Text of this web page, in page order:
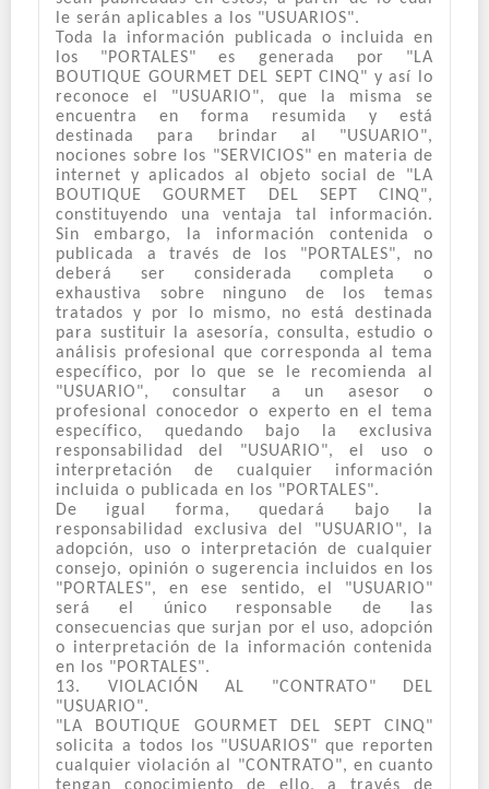
le serán aplicables a los "USUARIOS".
Toda la información publicada o incluida en
los "PORTALES" es generada por "LA
BOUTIQUE GOURMET DEL SEPT CINQ" y así lo
reconoce el "USUARIO", que la misma se
encuentra en forma resumida y está
destinada para brindar al "USUARIO",
nociones sobre los "SERVICIOS" en materia de
internet y aplicados al objeto social de "LA
BOUTIQUE GOURMET DEL SEPT CINQ",
constituyendo una ventaja tal información.
Sin embargo, la información contenida o
publicada a través de los "PORTALES", no
deberá ser considerada completa o
exhaustiva sobre ninguno de los temas
tratados y por lo mismo, no está destinada
para sustituir la asesoría, consulta, estudio o
análisis profesional que corresponda al tema
específico, por lo que se le recomienda al
"USUARIO", consultar a un asesor o
profesional conocedor o experto en el tema
específico, quedando bajo la exclusiva
responsabilidad del "USUARIO", el uso o
interpretación de cualquier información
incluida o publicada en los "PORTALES".
De igual forma, quedará bajo la
responsabilidad exclusiva del "USUARIO", la
adopción, uso o interpretación de cualquier
consejo, opinión o sugerencia incluidos en los
"PORTALES", en ese sentido, el "USUARIO"
será el único responsable de las
consecuencias que surjan por el uso, adopción
o interpretación de la información contenida
en los "PORTALES".
13. VIOLACIÓN AL "CONTRATO" DEL
"USUARIO".
"LA BOUTIQUE GOURMET DEL SEPT CINQ"
solicita a todos los "USUARIOS" que reporten
cualquier violación al "CONTRATO", en cuanto